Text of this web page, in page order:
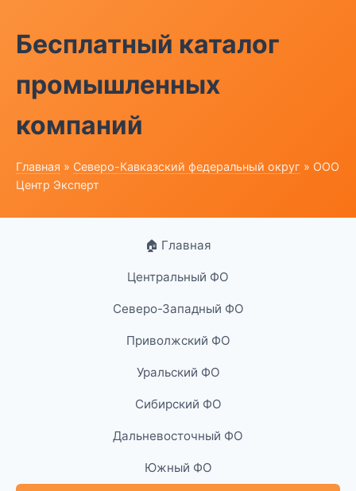
Бесплатный каталог
промышленных
компаний
Главная » Северо-Кавказский федеральный округ » ООО
Центр Эксперт
🏠 Главная
Центральный ФО
Северо-Западный ФО
Приволжский ФО
Уральский ФО
Сибирский ФО
Дальневосточный ФО
Южный ФО